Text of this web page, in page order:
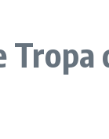
Tropa